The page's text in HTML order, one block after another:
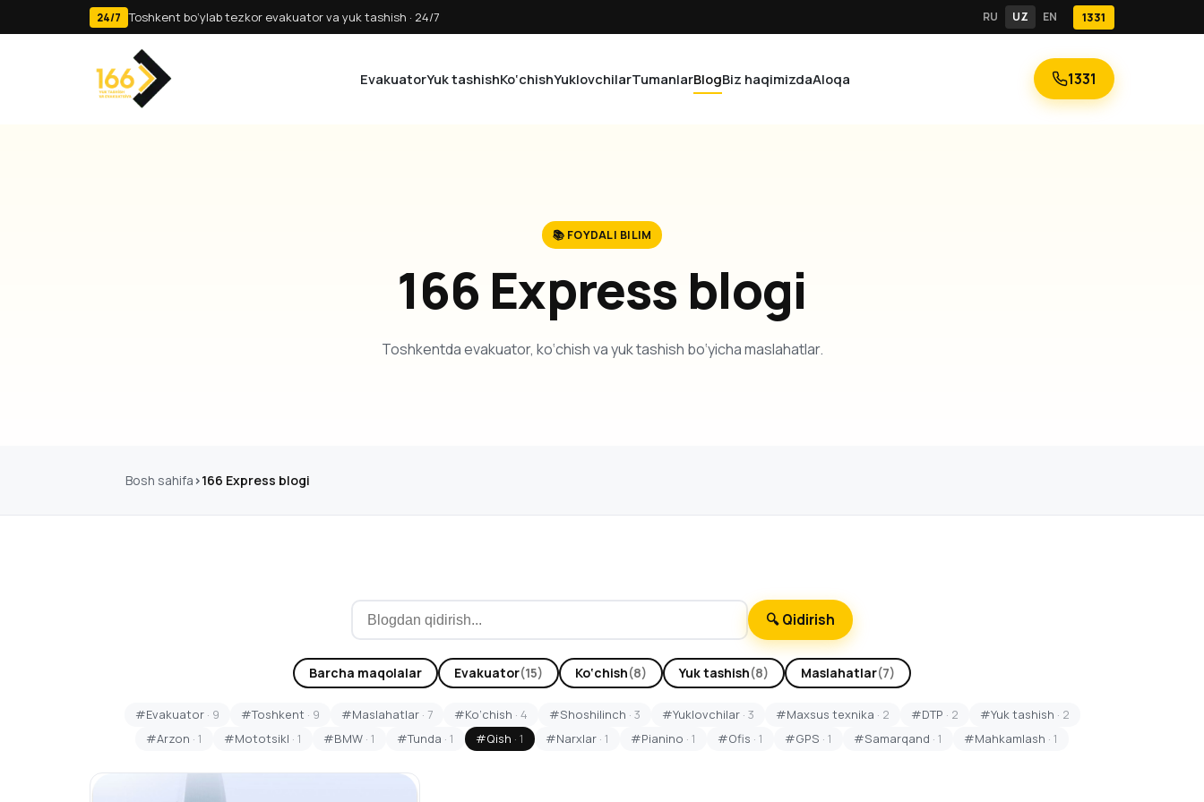
24/7 Toshkent bo‘ylab tezkor evakuator va yuk tashish · 24/7 RU UZ EN 1331
EvakuatorYuk tashishKo‘chishYuklovchilarTumanlarBlogBiz haqimizdaAloqa 1331
📚 FOYDALI BILIM
166 Express blogi
Toshkentda evakuator, ko‘chish va yuk tashish bo‘yicha maslahatlar.
Bosh sahifa 166 Express blogi
🔍 Qidirish
Barcha maqolalar Evakuator(15) Ko‘chish(8) Yuk tashish(8) Maslahatlar(7)
#Evakuator · 9 #Toshkent · 9 #Maslahatlar · 7 #Ko‘chish · 4 #Shoshilinch · 3 #Yuklovchilar · 3 #Maxsus texnika · 2 #DTP · 2 #Yuk tashish · 2
#Arzon · 1 #Mototsikl · 1 #BMW · 1 #Tunda · 1 #Qish · 1 #Narxlar · 1 #Pianino · 1 #Ofis · 1 #GPS · 1 #Samarqand · 1 #Mahkamlash · 1